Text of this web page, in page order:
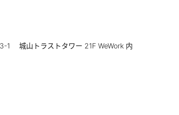
1 城山トラストタワー 21F WeWork 内